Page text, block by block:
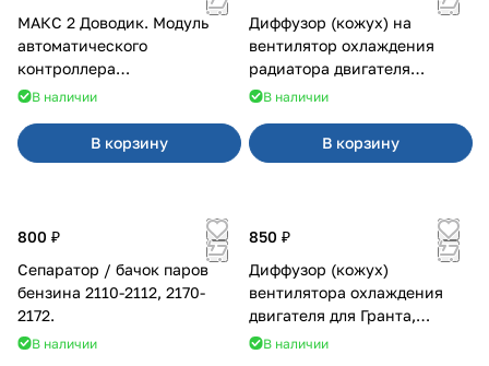
МАКС 2 Доводик. Модуль
автоматического
контроллера
стеклоподъемников для
В наличии
В корзину
Диффузор (кожух) на
вентилятор охлаждения
радиатора двигателя
Приора 2170 Panasonic
В наличии
В корзину
800 ₽
Сепаратор / бачок паров
бензина 2110-2112, 2170-
2172.
В наличии
850 ₽
Диффузор (кожух)
вентилятора охлаждения
двигателя для Гранта,
Калина-2, Датсун нового
В наличии